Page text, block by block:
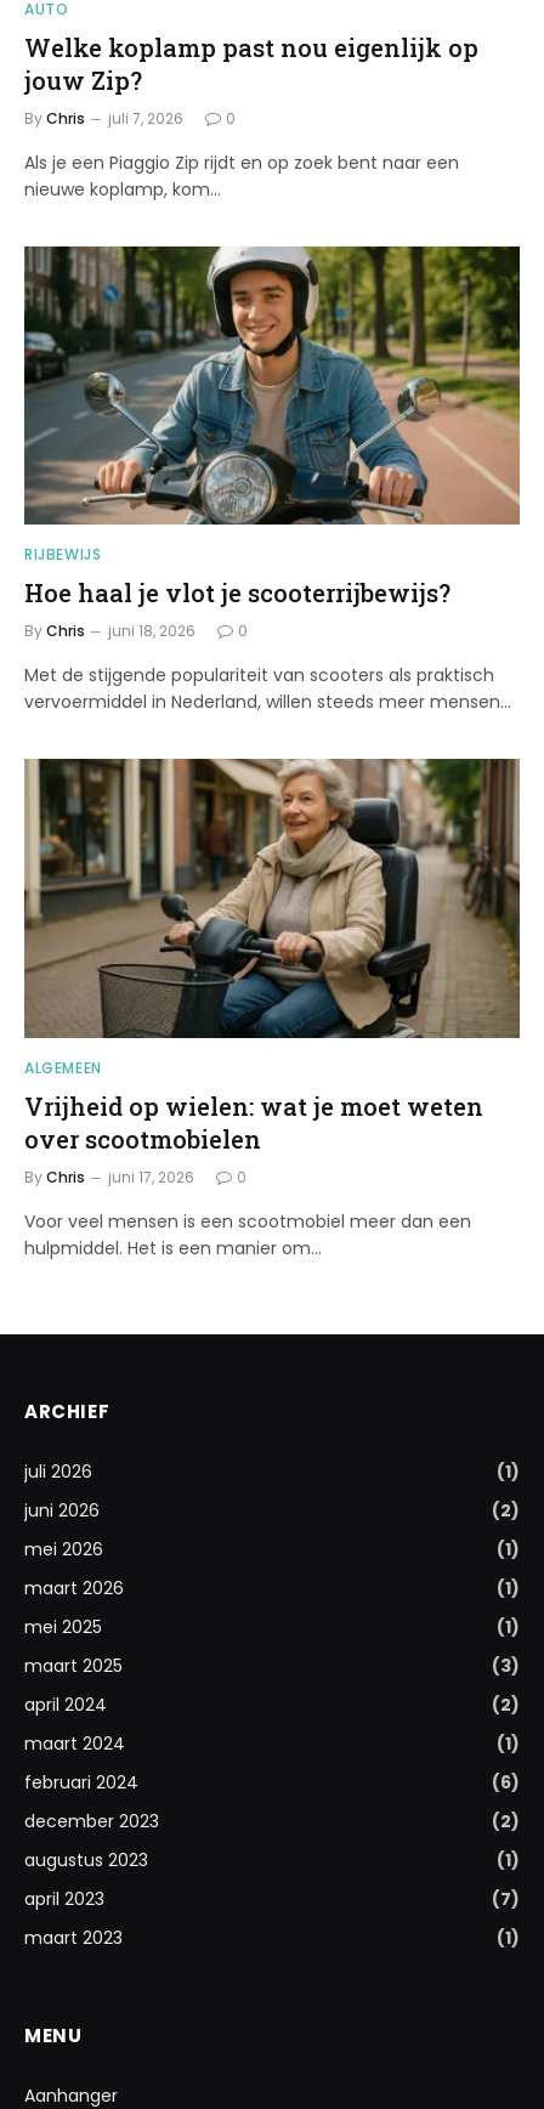
AUTO
Welke koplamp past nou eigenlijk op
jouw Zip?
ByChris juli 7, 2026 0
Als je een Piaggio Zip rijdt en op zoek bent naar een
nieuwe koplamp, kom…
RIJBEWIJS
Hoe haal je vlot je scooterrijbewijs?
ByChris juni 18, 2026 0
Met de stijgende populariteit van scooters als praktisch
vervoermiddel in Nederland, willen steeds meer mensen…
ALGEMEEN
Vrijheid op wielen: wat je moet weten
over scootmobielen
ByChris juni 17, 2026 0
Voor veel mensen is een scootmobiel meer dan een
hulpmiddel. Het is een manier om…
ARCHIEF
juli 2026
(1)
juni 2026
(2)
mei 2026
(1)
maart 2026
(1)
mei 2025
(1)
maart 2025
(3)
april 2024
(2)
maart 2024
(1)
februari 2024
(6)
december 2023
(2)
augustus 2023
(1)
april 2023
(7)
maart 2023
(1)
MENU
Aanhanger